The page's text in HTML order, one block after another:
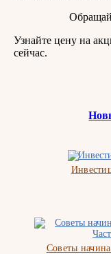
Узнайте цену на
сейчас.
Советы